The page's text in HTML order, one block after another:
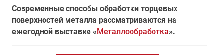
Современные способы обработки торцевых
поверхностей металла рассматриваются на
ежегодной выставке «Металлообработка».